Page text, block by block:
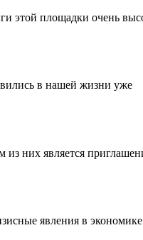
этой площадки очень
в нашей жизни уже
из них является
явления в экономике